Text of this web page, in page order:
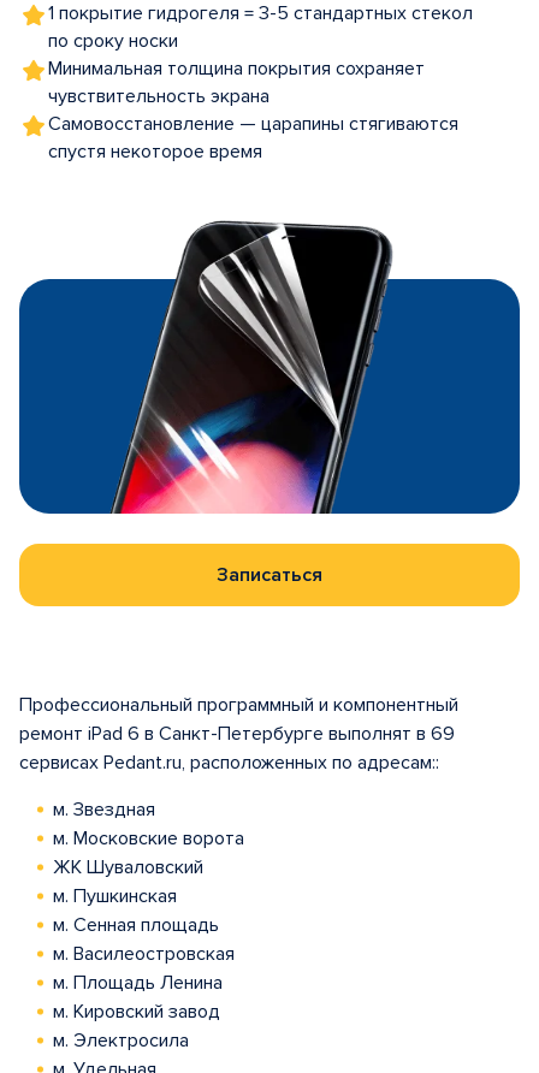
1 покрытие гидрогеля = 3-5 стандартных стекол
по сроку носки
Минимальная толщина покрытия сохраняет
чувствительность экрана
Самовосстановление — царапины стягиваются
спустя некоторое время
Записаться
Профессиональный программный и компонентный
ремонт iPad 6 в Санкт-Петербурге выполнят в 69
сервисах Pedant.ru, расположенных по адресам::
м. Звездная
м. Московские ворота
ЖК Шуваловский
м. Пушкинская
м. Сенная площадь
м. Василеостровская
м. Площадь Ленина
м. Кировский завод
м. Электросила